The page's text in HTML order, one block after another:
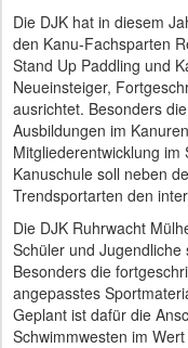
Die DJK hat in diesem
den Kanu-Fachsparten
Stand Up Paddling und
Neueinsteiger,
ausrichtet. Besonders
Ausbildungen im
Mitgliederentwicklung
Kanuschule soll neben
Trendsportarten den
Die DJK Ruhrwacht
Schüler und
Besonders die
angepasstes
Geplant ist dafür die
Schwimmwesten im